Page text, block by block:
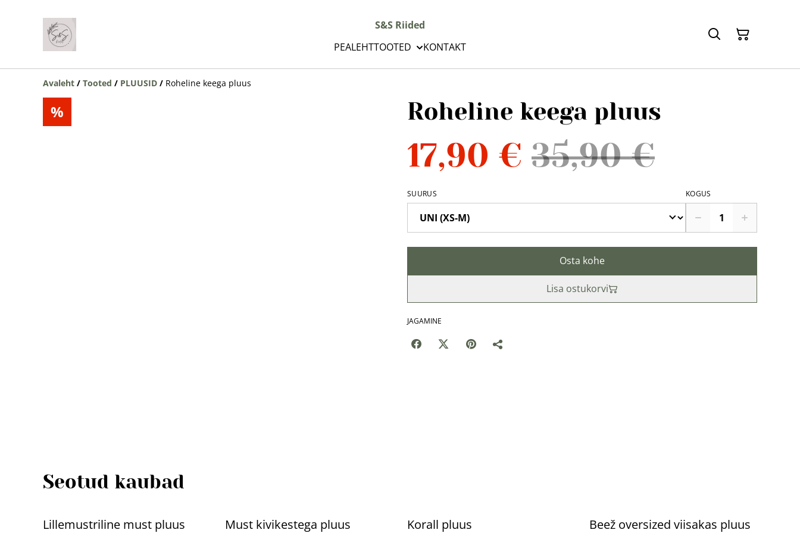
S&S Riided
PEALEHTTOOTED KONTAKT
Avaleht / Tooted / PLUUSID / Roheline keega pluus
% Roheline keega pluus
17,90 € 35,90 €
SUURUS KOGUS
Osta kohe
Lisa ostukorvi
JAGAMINE
Seotud kaubad
%
Lillemustriline must pluus %
Must kivikestega pluus %
Korall pluus %
Beež oversized viisakas pluus